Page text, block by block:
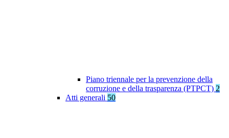
Piano triennale per la prevenzione della
corruzione e della trasparenza (PTPCT) 2
Atti generali 50